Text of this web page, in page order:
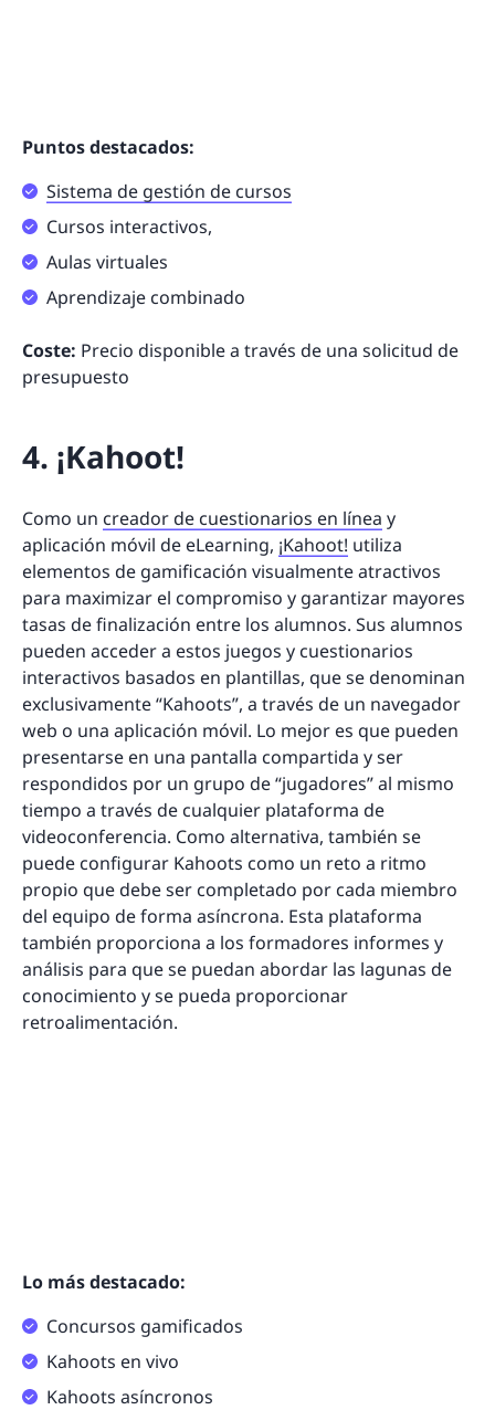
Puntos destacados:
Sistema de gestión de cursos
Cursos interactivos,
Aulas virtuales
Aprendizaje combinado
Coste: Precio disponible a través de una solicitud de
presupuesto
4. ¡Kahoot!
Como un creador de cuestionarios en línea y
aplicación móvil de eLearning, ¡Kahoot! utiliza
elementos de gamificación visualmente atractivos
para maximizar el compromiso y garantizar mayores
tasas de finalización entre los alumnos. Sus alumnos
pueden acceder a estos juegos y cuestionarios
interactivos basados en plantillas, que se denominan
exclusivamente “Kahoots”, a través de un navegador
web o una aplicación móvil. Lo mejor es que pueden
presentarse en una pantalla compartida y ser
respondidos por un grupo de “jugadores” al mismo
tiempo a través de cualquier plataforma de
videoconferencia. Como alternativa, también se
puede configurar Kahoots como un reto a ritmo
propio que debe ser completado por cada miembro
del equipo de forma asíncrona. Esta plataforma
también proporciona a los formadores informes y
análisis para que se puedan abordar las lagunas de
conocimiento y se pueda proporcionar
retroalimentación.
Lo más destacado:
Concursos gamificados
Kahoots en vivo
Kahoots asíncronos